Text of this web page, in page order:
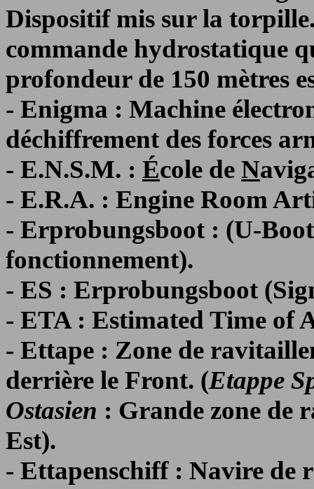
Dispositif mis sur la
commande hydrostatique
profondeur de 150 mètres
- Enigma : Machine
déchiffrement des forces
- E.N.S.M. : École de N
- E.R.A. : Engine Room
- Erprobungsboot : (U-Boot
fonctionnement).
- ES : Erprobungsboot
- ETA : Estimated Time of
- Ettape : Zone de
derrière le Front. (Etappe
Ostasien : Grande zone de
Est).
- Ettapenschiff : Navire de